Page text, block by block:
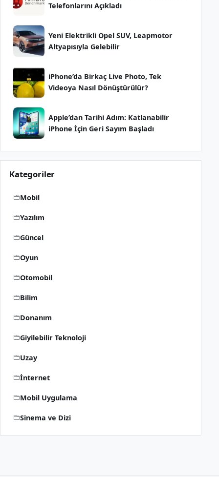
Telefonlarını Açıkladı
Yeni Elektrikli Opel SUV, Leapmotor
Altyapısıyla Gelebilir
iPhone’da Birkaç Live Photo, Tek
Videoya Nasıl Dönüştürülür?
Apple’dan Tarihi Adım: Katlanabilir
iPhone İçin Geri Sayım Başladı
Kategoriler
Mobil
Yazılım
Güncel
Oyun
Otomobil
Bilim
Donanım
Giyilebilir Teknoloji
Uzay
İnternet
Mobil Uygulama
Sinema ve Dizi